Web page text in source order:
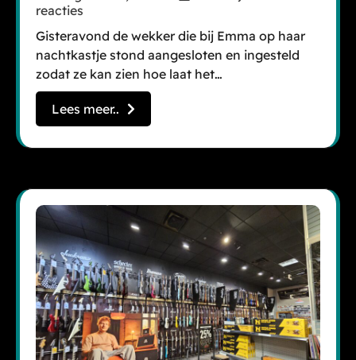
reacties
Gisteravond de wekker die bij Emma op haar
nachtkastje stond aangesloten en ingesteld
zodat ze kan zien hoe laat het…
Lees meer..